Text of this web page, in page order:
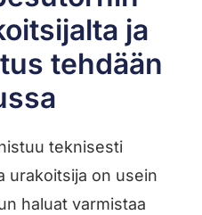
ja
tehdään
teknisesti
urakoitsija on usein
haluat varmistaa